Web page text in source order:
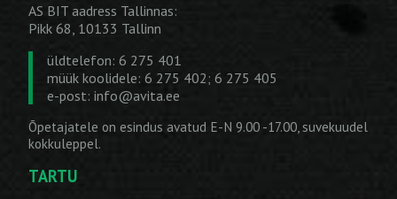
AS BIT aadress Tallinnas:
Pikk 68, 10133 Tallinn
üldtelefon: 6 275 401
müük koolidele: 6 275 402; 6 275 405
e-post: info@avita.ee
Õpetajatele on esindus avatud E-N 9.00 -17.00, suvekuudel
kokkuleppel.
TARTU